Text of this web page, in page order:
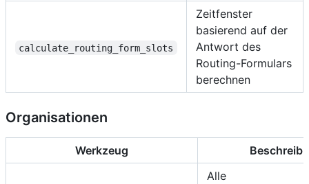
calculate_routing_form_slots
Zeitfenster
basierend auf der
Antwort des
Routing-Formulars
berechnen
Organisationen
Werkzeug
Alle